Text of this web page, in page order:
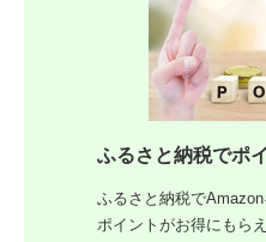
ふるさと納税でポ
ふるさと納税で
ポイントがお得にもら